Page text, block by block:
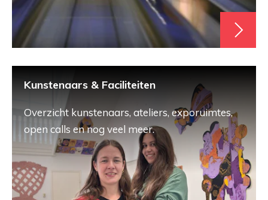
Kunstenaars & Faciliteiten
Overzicht kunstenaars, ateliers, exporuimtes,
open calls en nog veel meer.